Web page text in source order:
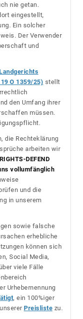
nie getan.
eingestellt,
Ein solcher
Der Verwender
und
O 1359/25) stellt
den Umfang ihrer
müssen.
die Rechteklärung
arbeiten wir
RIGHTS-DEFEND
vollumfänglich
und die
in unserem
sowie falsche
erhebliche
können sich
Social Media,
viele Fälle
Urhebernennung
, ein 100%iger
Preisliste zu.